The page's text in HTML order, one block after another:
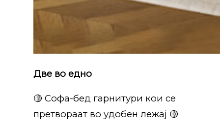
Две во едно
🟡 Софа-бед гарнитури кои се
претвораат во удобен лежај 🟡